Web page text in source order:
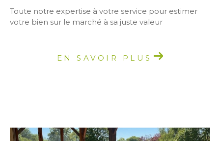
Toute notre expertise à votre service pour estimer
votre bien sur le marché à sa juste valeur
EN SAVOIR PLUS